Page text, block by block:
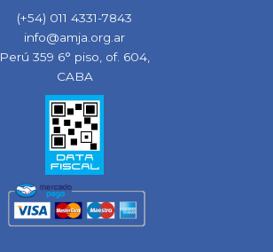
(+54) 011 4331-7843
info@amja.org.ar
Perú 359 6° piso, of. 604,
CABA